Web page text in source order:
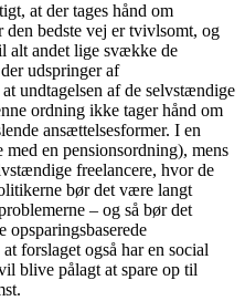
at der tages hånd om
bedste vej er tvivlsomt, og
alt andet lige svække de
udspringer af
undtagelsen af de selvstændige
ordning ikke tager hånd om
ansættelsesformer. I en
med en pensionsordning), mens
freelancere, hvor de
bør det være langt
– og så bør det
opsparingsbaserede
forslaget også har en social
blive pålagt at spare op til